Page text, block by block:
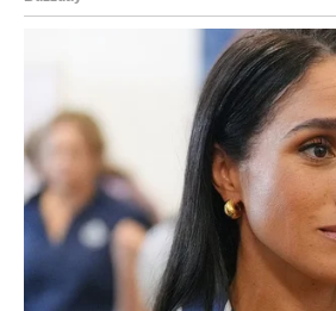
mogao bi označiti početak veoma
Neke stvari će završiti, ali upravo
mnogo bolje.
Zvijezde vam sada pokušavaju
Zato nemojte ignorisati znakove,
ovog vikenda pojavljuju u vašem